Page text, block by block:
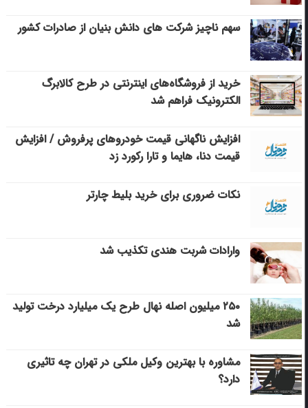
سهم ناچیز شرکت های دانش بنیان از صادرات کشور
خرید از فروشگاه‌های اینترنتی در طرح کالابرگ
الکترونیک فراهم شد
افزایش ناگهانی قیمت خودروهای پرفروش / افزایش
قیمت دنا، هایما و تارا رکورد زد
نکات ضروری برای خرید بلیط چارتر
وارادات شربت هندی تکذیب شد
۲۵۰ میلیون اصله نهال طرح یک میلیارد درخت تولید
شد
مشاوره با بهترین وکیل ملکی در تهران چه تاثیری
دارد؟